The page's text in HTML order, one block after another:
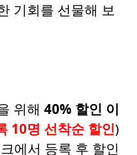
기회를 선물해 보
위해 40% 할인 이
10명 선착순 할인)
에서 등록 후 할인